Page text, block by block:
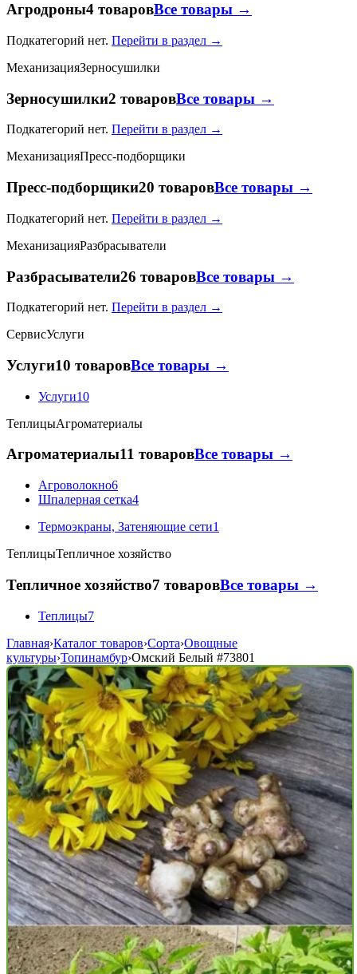
Агродроны4 товаровВсе товары →
Подкатегорий нет. Перейти в раздел →
МеханизацияЗерносушилки
Зерносушилки2 товаровВсе товары →
Подкатегорий нет. Перейти в раздел →
МеханизацияПресс-подборщики
Пресс-подборщики20 товаровВсе товары →
Подкатегорий нет. Перейти в раздел →
МеханизацияРазбрасыватели
Разбрасыватели26 товаровВсе товары →
Подкатегорий нет. Перейти в раздел →
СервисУслуги
Услуги10 товаровВсе товары →
Услуги10
ТеплицыАгроматериалы
Агроматериалы11 товаровВсе товары →
Агроволокно6
Шпалерная сетка4
Термоэкраны, Затеняющие сети1
ТеплицыТепличное хозяйство
Тепличное хозяйство7 товаровВсе товары →
Теплицы7
Главная›Каталог товаров›Сорта›Овощные
культуры›Топинамбур›Омский Белый #73801